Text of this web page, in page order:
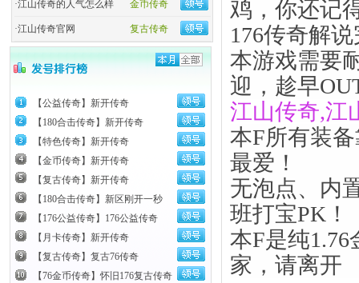
金币传奇
·江山传奇的人气怎么样
复古传奇
·江山传奇官网
【公益传奇】新开传奇
【180合击传奇】新开传奇
【特色传奇】新开传奇
【金币传奇】新开传奇
【复古传奇】新开传奇
【180合击传奇】新区刚开一秒
【176公益传奇】176公益传奇
【月卡传奇】新开传奇
【复古传奇】复古76传奇
【76金币传奇】怀旧176复古传奇
鸡，你还记
176传奇解
本游戏需要
迎，趁早
江山传奇,江
本F所有装
最爱！
无泡点、内
班打宝PK！
本F是纯
家，请离开